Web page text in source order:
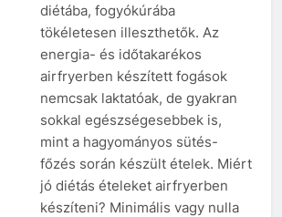
diétába, fogyókúrába
tökéletesen illeszthetők. Az
energia- és időtakarékos
airfryerben készített fogások
nemcsak laktatóak, de gyakran
sokkal egészségesebbek is,
mint a hagyományos sütés-
főzés során készült ételek. Miért
jó diétás ételeket airfryerben
készíteni? Minimális vagy nulla